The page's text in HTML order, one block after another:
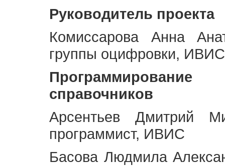
Руководитель проекта
Комиссарова Анна
группы оцифровки, ИВИС
Программирование
справочников
Арсентьев Дмитрий
программист, ИВИС
Басова Людмила